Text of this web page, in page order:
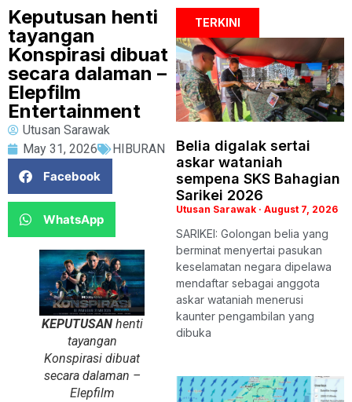
Keputusan henti
tayangan
Konspirasi dibuat
secara dalaman –
Elepfilm
Entertainment
Utusan Sarawak
May 31, 2026
HIBURAN
Facebook
WhatsApp
KEPUTUSANhenti
tayangan
Konspirasi dibuat
secara dalaman –
Elepfilm
TERKINI
Belia digalak sertai
askar wataniah
sempena SKS Bahagian
Sarikei 2026
Utusan Sarawak August 7, 2026
SARIKEI: Golongan belia yang
berminat menyertai pasukan
keselamatan negara dipelawa
mendaftar sebagai anggota
askar wataniah menerusi
kaunter pengambilan yang
dibuka